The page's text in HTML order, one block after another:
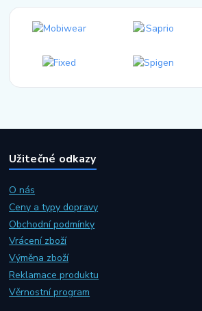
Užitečné odkazy
O nás
Ceny a typy dopravy
Obchodní podmínky
Vrácení zboží
Výměna zboží
Reklamace produktu
Věrnostní program